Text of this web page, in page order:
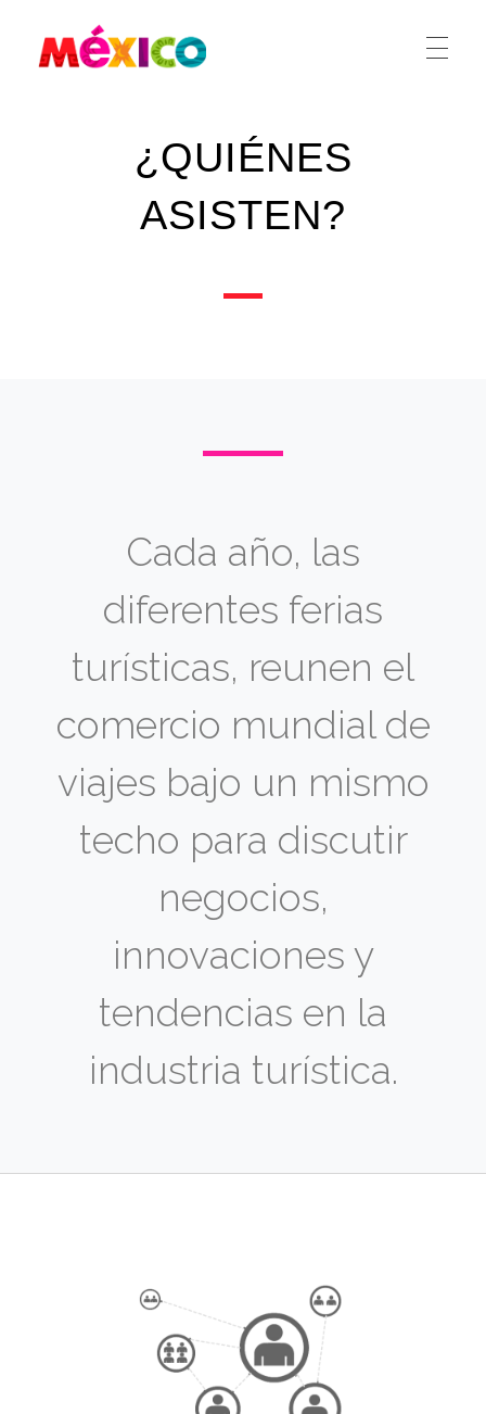
¿QUIÉNES
ASISTEN?
Cada año, las
diferentes ferias
turísticas, reunen el
comercio mundial de
viajes bajo un mismo
techo para discutir
negocios,
innovaciones y
tendencias en la
industria turística.